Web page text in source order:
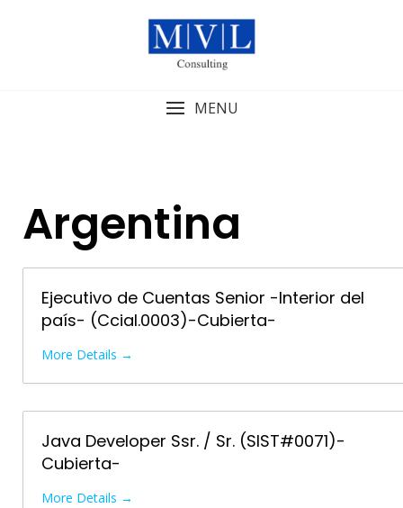
MENU
Argentina
Ejecutivo de Cuentas Senior -Interior del
país- (Ccial.0003)-Cubierta-
More Details
Java Developer Ssr. / Sr. (SIST#0071)-
Cubierta-
More Details